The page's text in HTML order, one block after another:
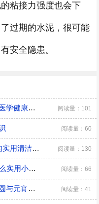
粘接力强度也会下
过期的水泥，很可能
安全隐患。
生活中的医学常识 必须知道的一些医学健康小常识 阅读量：101
阅读量：60
日常生活清洁小妙招 5个生活日常的实用清洁小技巧 阅读量：130
10个生活实用小技巧 生活当中有什么实用小技巧 阅读量：66
汤圆和元宵是不是一种东西 讲解汤圆与元宵的区别 阅读量：41